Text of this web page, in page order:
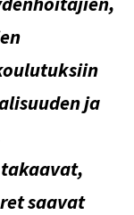
ja
saavat